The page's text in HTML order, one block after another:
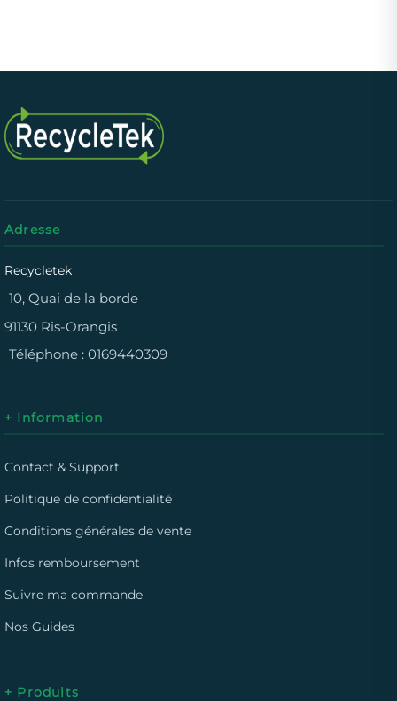
Adresse
Recycletek
10, Quai de la borde
91130 Ris-Orangis
Téléphone : 0169440309
+ Information
Contact & Support
Politique de confidentialité
Conditions générales de vente
Infos remboursement
Suivre ma commande
Nos Guides
+ Produits